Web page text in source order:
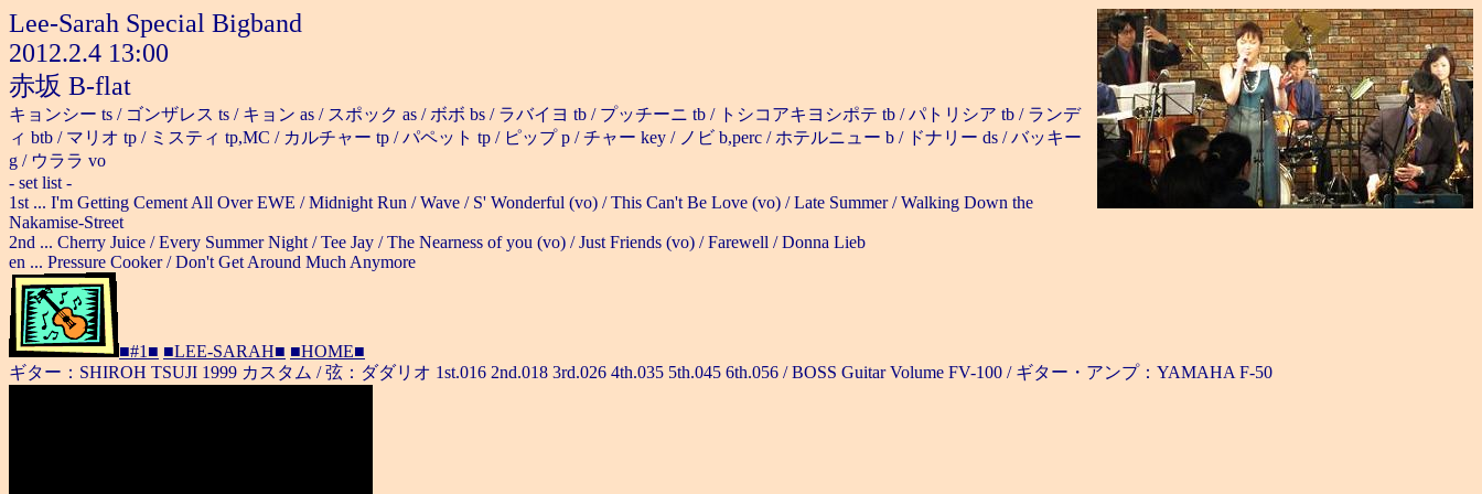
Lee-Sarah Special Bigband
2012.2.4 13:00
赤坂 B-flat
キョンシー ts / ゴンザレス ts / キョン as / スポック as / ボボ bs / ラバイヨ tb / プッチーニ tb / トシコアキヨシポテ tb / パトリシア tb / ランデ
ィ btb / マリオ tp / ミスティ tp,MC / カルチャー tp / パペット tp / ピップ p / チャー key / ノビ b,perc / ホテルニュー b / ドナリー ds / バッキー
g / ウララ vo
- set list -
1st ... I'm Getting Cement All Over EWE / Midnight Run / Wave / S' Wonderful (vo) / This Can't Be Love (vo) / Late Summer / Walking Down the
Nakamise-Street
2nd ... Cherry Juice / Every Summer Night / Tee Jay / The Nearness of you (vo) / Just Friends (vo) / Farewell / Donna Lieb
en ... Pressure Cooker / Don't Get Around Much Anymore
■#1■ ■LEE-SARAH■ ■HOME■
ギター：SHIROH TSUJI 1999 カスタム / 弦：ダダリオ 1st.016 2nd.018 3rd.026 4th.035 5th.045 6th.056 / BOSS Guitar Volume FV-100 / ギター・アンプ：YAMAHA F-50